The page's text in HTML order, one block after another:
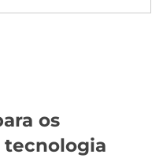
os
tecnologia